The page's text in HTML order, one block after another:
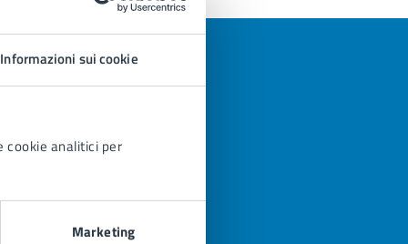
Informazioni sui cookie
cookie analitici per
Marketing